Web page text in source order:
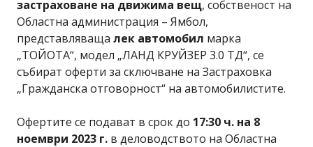
застраховане на движима вещ, собственост на
Областна администрация – Ямбол,
представляваща лек автомобил марка
„ТОЙОТА“, модел „ЛАНД КРУЙЗЕР 3.0 ТД“, се
събират оферти за сключване на Застраховка
„Гражданска отговорност“ на автомобилистите.
Офертите се подават в срок до 17:30 ч. на 8
ноември 2023 г. в деловодството на Областна